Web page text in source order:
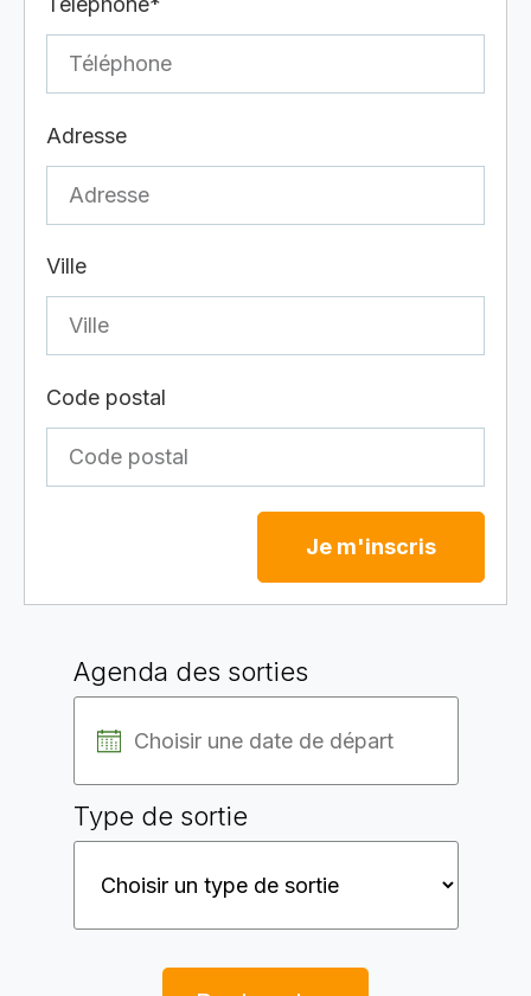
Adresse
Ville
Code postal
Je m'inscris
Agenda des sorties
Type de sortie